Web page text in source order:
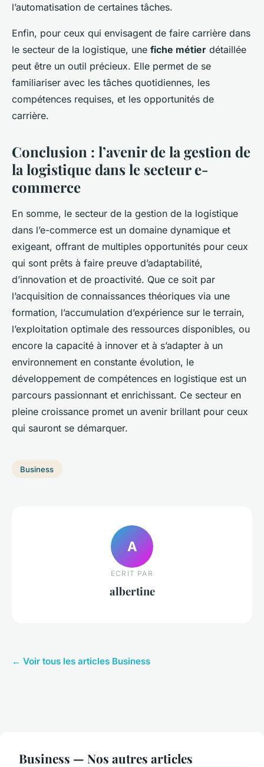
l’automatisation de certaines tâches.
Enfin, pour ceux qui envisagent de faire carrière dans
le secteur de la logistique, une fiche métier détaillée
peut être un outil précieux. Elle permet de se
familiariser avec les tâches quotidiennes, les
compétences requises, et les opportunités de
carrière.
Conclusion : l’avenir de la gestion de
la logistique dans le secteur e-
commerce
En somme, le secteur de la gestion de la logistique
dans l’e-commerce est un domaine dynamique et
exigeant, offrant de multiples opportunités pour ceux
qui sont prêts à faire preuve d’adaptabilité,
d’innovation et de proactivité. Que ce soit par
l’acquisition de connaissances théoriques via une
formation, l’accumulation d’expérience sur le terrain,
l’exploitation optimale des ressources disponibles, ou
encore la capacité à innover et à s’adapter à un
environnement en constante évolution, le
développement de compétences en logistique est un
parcours passionnant et enrichissant. Ce secteur en
pleine croissance promet un avenir brillant pour ceux
qui sauront se démarquer.
Business
A
ECRIT PAR
albertine
← Voir tous les articles Business
Business — Nos autres articles